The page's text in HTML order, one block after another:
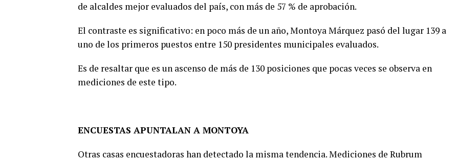
de alcaldes mejor evaluados del país, con más de 57 % de aprobación.
El contraste es significativo: en poco más de un año, Montoya Márquez pasó del lugar 139 a
uno de los primeros puestos entre 150 presidentes municipales evaluados.
Es de resaltar que es un ascenso de más de 130 posiciones que pocas veces se observa en
mediciones de este tipo.
ENCUESTAS APUNTALAN A MONTOYA
Otras casas encuestadoras han detectado la misma tendencia. Mediciones de Rubrum